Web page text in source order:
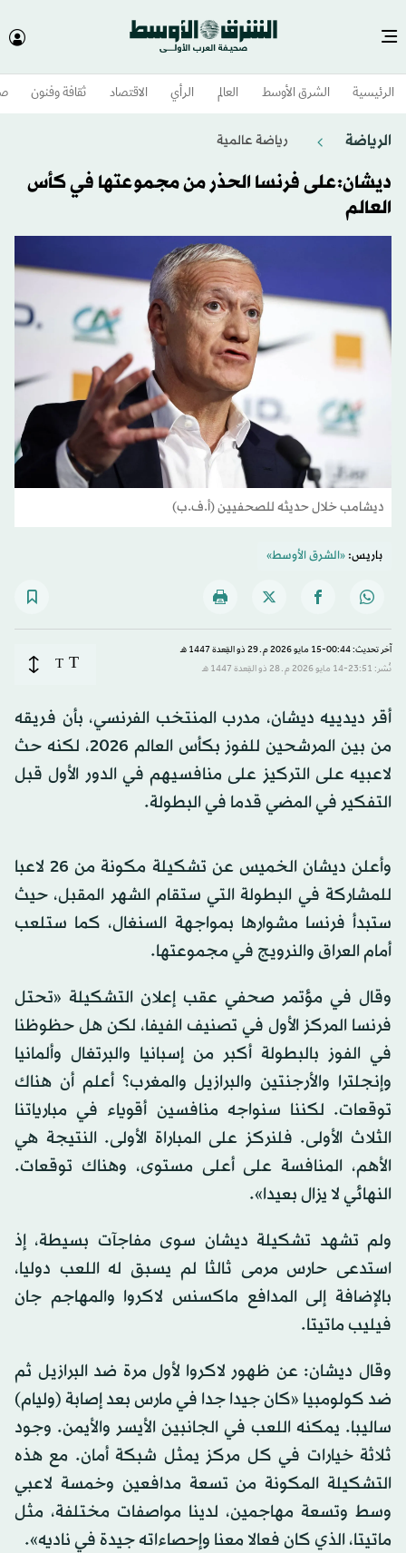
الرئيسية الشرق الأوسط​ العالم الرأي الاقتصاد ثقافة وفنون
الرياضة رياضة عالمية
ديشان:على فرنسا الحذر من مجموعتها في كأس
العالم
ديشامب خلال حديثه للصحفيين (أ.ف.ب)
باريس:«الشرق الأوسط»
آخر تحديث: 00:44-15 مايو 2026 م ـ 29 ذو القِعدة 1447 هـ
نُشر: 23:51-14 مايو 2026 م ـ 28 ذو القِعدة 1447 هـ
T
T
أقر ديدييه ديشان، مدرب المنتخب الفرنسي، بأن فريقه
من بين المرشحين للفوز بكأس العالم 2026، لكنه حث
لاعبيه على التركيز على منافسيهم في الدور الأول قبل
التفكير في المضي قدما في البطولة.
وأعلن ديشان الخميس عن تشكيلة مكونة من 26 لاعبا
للمشاركة في البطولة التي ستقام الشهر المقبل، حيث
ستبدأ فرنسا مشوارها بمواجهة السنغال، كما ستلعب
أمام العراق والنرويج في مجموعتها.
وقال في مؤتمر صحفي عقب إعلان التشكيلة «تحتل
فرنسا المركز الأول في تصنيف الفيفا، لكن هل حظوظنا
في الفوز بالبطولة أكبر من إسبانيا والبرتغال وألمانيا
وإنجلترا والأرجنتين والبرازيل والمغرب؟ أعلم أن هناك
توقعات. لكننا سنواجه منافسين أقوياء في مبارياتنا
الثلاث الأولى. فلنركز على المباراة الأولى. النتيجة هي
الأهم، المنافسة على أعلى مستوى، وهناك توقعات.
النهائي لا يزال بعيدا».
ولم تشهد تشكيلة ديشان سوى مفاجآت بسيطة، إذ
استدعى حارس مرمى ثالثا لم يسبق له اللعب دوليا،
بالإضافة إلى المدافع ماكسنس لاكروا والمهاجم جان
فيليب ماتيتا.
وقال ديشان: عن ظهور لاكروا لأول مرة ضد البرازيل ثم
ضد كولومبيا «كان جيدا جدا في مارس بعد إصابة (وليام)
ساليبا. يمكنه اللعب في الجانبين الأيسر والأيمن. وجود
ثلاثة خيارات في كل مركز يمثل شبكة أمان. مع هذه
التشكيلة المكونة من تسعة مدافعين وخمسة لاعبي
وسط وتسعة مهاجمين، لدينا مواصفات مختلفة، مثل
ماتيتا، الذي كان فعالا معنا وإحصاءاته جيدة في ناديه».